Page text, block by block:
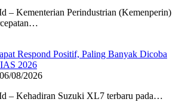
– Kementerian Perindustrian (Kemenperin)
Respond Positif, Paling Banyak Dicoba
2026
06/08/2026
– Kehadiran Suzuki XL7 terbaru pada…